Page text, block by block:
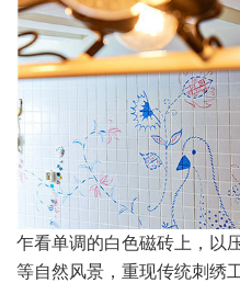
乍看单调的白色磁砖上，以
等自然风景，重现传统刺绣